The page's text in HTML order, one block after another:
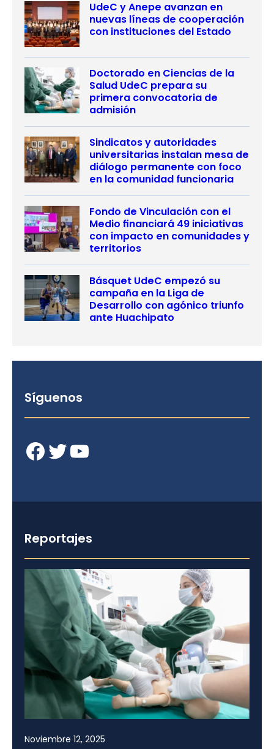
UdeC y Anepe avanzan en
nuevas líneas de cooperación
con instituciones del Estado
Doctorado en Ciencias de la
Salud UdeC prepara su
primera convocatoria de
admisión
Sindicatos y autoridades
universitarias instalan mesa de
diálogo permanente con foco
en la comunidad funcionaria
Fondo de Vinculación con el
Medio financiará 49 iniciativas
con impacto en comunidades y
territorios
Básquet UdeC empezó su
campaña en la Liga de
Desarrollo con agónico triunfo
ante Huachipato
Síguenos
Facebook Twitter YouTube
Reportajes
Noviembre 12, 2025